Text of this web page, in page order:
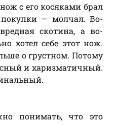
с его косяками брал
— молчал. Во-
скотина, а во-
хотел себе этот нож.
о грустном. Потому
и харизматичный.
понимать, что это